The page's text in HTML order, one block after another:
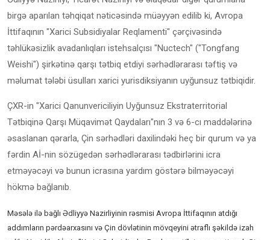
birgə aparılan təhqiqat nəticəsində müəyyən edilib ki, Avropa
İttifaqının "Xarici Subsidiyalar Reqlamenti" çərçivəsində
təhlükəsizlik avadanlıqları istehsalçısı "Nuctech" ("Tongfang
Weishi") şirkətinə qarşı tətbiq etdiyi sərhədlərarası təftiş və
məlumat tələbi üsulları xarici yurisdiksiyanın uyğunsuz tətbiqidir.
ÇXR-in "Xarici Qanunvericiliyin Uyğunsuz Ekstraterritorial
Tətbiqinə Qarşı Müqavimət Qaydaları"nın 3 və 6-cı maddələrinə
əsaslanan qərarla, Çin sərhədləri daxilindəki heç bir qurum və ya
fərdin Aİ-nin sözügedən sərhədlərarası tədbirlərini icra
etməyəcəyi və bunun icrasına yardım göstərə bilməyəcəyi
hökmə bağlanıb.
Məsələ ilə bağlı Ədliyyə Nazirliyinin rəsmisi Avropa İttifaqının atdığı
addımların pərdəarxasını və Çin dövlətinin mövqeyini ətraflı şəkildə izah